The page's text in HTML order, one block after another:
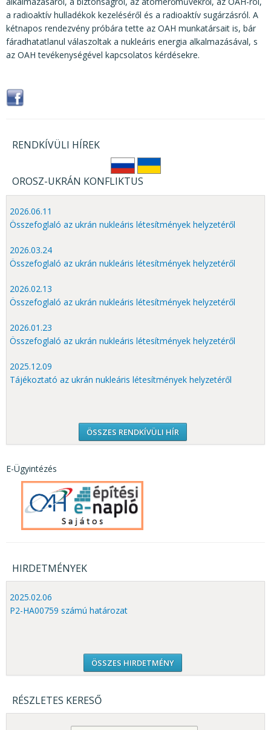
a radioaktív hulladékok kezeléséről és a radioaktív sugárzásról. A
kétnapos rendezvény próbára tette az OAH munkatársait is, bár
fáradhatatlanul válaszoltak a nukleáris energia alkalmazásával, s
az OAH tevékenységével kapcsolatos kérdésekre.
RENDKÍVÜLI HÍREK
OROSZ-UKRÁN KONFLIKTUS
2026.06.11
Összefoglaló az ukrán nukleáris létesítmények helyzetéről
2026.03.24
Összefoglaló az ukrán nukleáris létesítmények helyzetéről
2026.02.13
Összefoglaló az ukrán nukleáris létesítmények helyzetéről
2026.01.23
Összefoglaló az ukrán nukleáris létesítmények helyzetéről
2025.12.09
Tájékoztató az ukrán nukleáris létesítmények helyzetéről
ÖSSZES RENDKÍVÜLI HÍR
E-Ügyintézés
HIRDETMÉNYEK
2025.02.06
P2-HA00759 számú határozat
ÖSSZES HIRDETMÉNY
RÉSZLETES KERESŐ